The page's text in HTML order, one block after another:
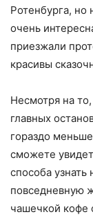
Ротенбурга, но
очень
приезжали
красивы
Несмотря на
главных
гораздо
сможете
способа
повседневную
чашечкой кофе